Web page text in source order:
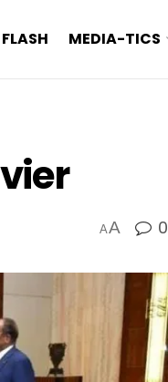
FLASH MEDIA-TICS
AA 0